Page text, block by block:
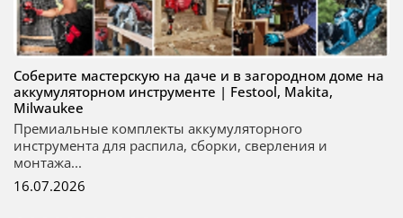
Соберите мастерскую на даче и в загородном доме на
аккумуляторном инструменте | Festool, Makita,
Milwaukee
Премиальные комплекты аккумуляторного
инструмента для распила, сборки, сверления и
монтажа...
16.07.2026